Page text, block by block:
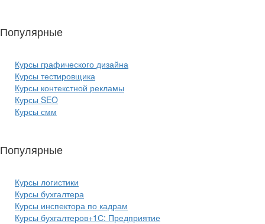
Популярные
Курсы графического дизайна
Курсы тестировщика
Курсы контекстной рекламы
Курсы SEO
Курсы смм
Популярные
Курсы логистики
Курсы бухгалтера
Курсы инспектора по кадрам
Курсы бухгалтеров+1С: Предприятие